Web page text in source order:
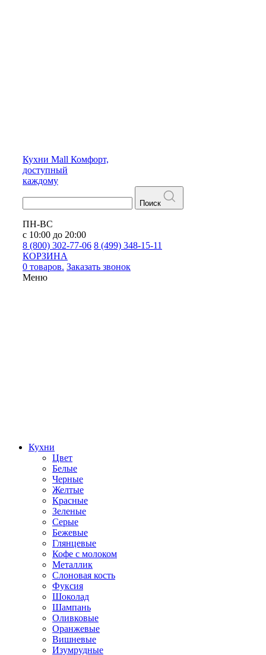
Кухни Mall Комфорт,
доступный
каждому
Поиск
ПН-ВС
с 10:00 до 20:00
8 (800) 302-77-06 8 (499) 348-15-11
КОРЗИНА
0 товаров. Заказать звонок
Меню
Кухни
Цвет
Белые
Черные
Желтые
Красные
Зеленые
Серые
Бежевые
Глянцевые
Кофе с молоком
Металлик
Слоновая кость
Фуксия
Шоколад
Шампань
Оливковые
Оранжевые
Вишневые
Изумрудные